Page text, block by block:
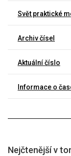
Svět praktické
Archiv čísel
Aktuální číslo
Informace o
Nejčtenější v